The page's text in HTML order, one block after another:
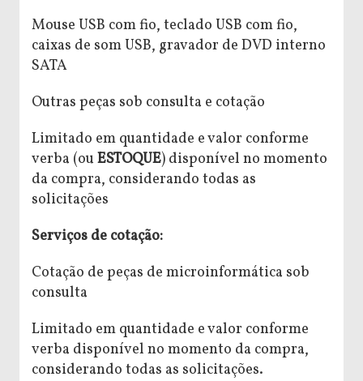
Mouse USB com fio, teclado USB com fio,
caixas de som USB, gravador de DVD interno
SATA
Outras peças sob consulta e cotação
Limitado em quantidade e valor conforme
verba (ou ESTOQUE) disponível no momento
da compra, considerando todas as
solicitações
Serviços de cotação:
Cotação de peças de microinformática sob
consulta
Limitado em quantidade e valor conforme
verba disponível no momento da compra,
considerando todas as solicitações.